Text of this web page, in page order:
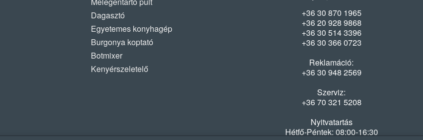
Dagasztó
Egyetemes konyhagép
Burgonya koptató
Botmixer
Kenyérszeletelő
+36 30 870 1965
+36 20 928 9868
+36 30 514 3396
+36 30 366 0723
Reklamáció:
+36 30 948 2569
Szerviz:
+36 70 321 5208
Nyitvatartás
Hétfő-Péntek: 08:00-16:30